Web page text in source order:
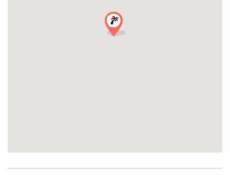
Prenota subito la tua serata fuori!